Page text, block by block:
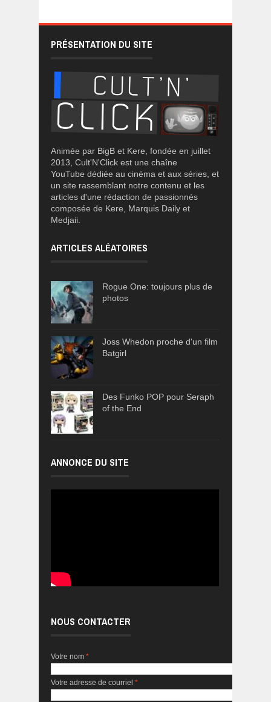
PRÉSENTATION DU SITE
Animée par BigB et Kere, fondée en juillet
2013, Cult'N'Click est une chaîne
YouTube dédiée au cinéma et aux séries, et
un site rassemblant notre contenu et les
articles d'une rédaction de passionnés
composée de Kere, Marquis Daily et
Medjaii.
ARTICLES ALÉATOIRES
Rogue One: toujours plus de
photos
Joss Whedon proche d'un film
Batgirl
Des Funko POP pour Seraph
of the End
ANNONCE DU SITE
NOUS CONTACTER
Votre nom *
Votre adresse de courriel *